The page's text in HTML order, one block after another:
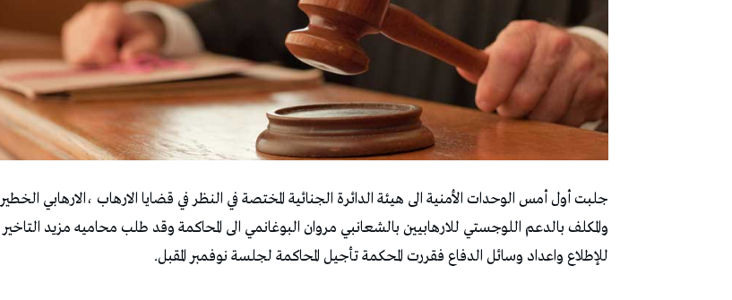
جلبت أول أمس الوحدات الأمنية الى هيئة الدائرة الجنائية المختصة في النظر في قضايا الارهاب ،الارهابي الخطير
والمكلف بالدعم اللوجستي للارهابيين بالشعانبي مروان البوغانمي الى المحاكمة وقد طلب محاميه مزيد التاخير
للإطلاع واعداد وسائل الدفاع فقررت المحكمة تأجيل المحاكمة لجلسة نوفمبر المقبل.